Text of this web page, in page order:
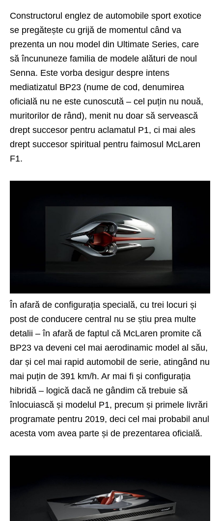
Constructorul englez de automobile sport exotice
se pregătește cu grijă de momentul când va
prezenta un nou model din Ultimate Series, care
să încununeze familia de modele alături de noul
Senna. Este vorba desigur despre intens
mediatizatul BP23 (nume de cod, denumirea
oficială nu ne este cunoscută – cel puțin nu nouă,
muritorilor de rând), menit nu doar să servească
drept succesor pentru aclamatul P1, ci mai ales
drept succesor spiritual pentru faimosul McLaren
F1.
În afară de configurația specială, cu trei locuri și
post de conducere central nu se știu prea multe
detalii – în afară de faptul că McLaren promite că
BP23 va deveni cel mai aerodinamic model al său,
dar și cel mai rapid automobil de serie, atingând nu
mai puțin de 391 km/h. Ar mai fi și configurația
hibridă – logică dacă ne gândim că trebuie să
înlocuiască și modelul P1, precum și primele livrări
programate pentru 2019, deci cel mai probabil anul
acesta vom avea parte și de prezentarea oficială.